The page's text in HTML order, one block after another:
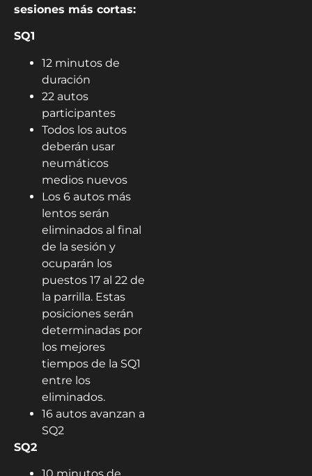
sesiones más cortas:
SQ1
12 minutos de
duración
22 autos
participantes
Todos los autos
deberán usar
neumáticos
medios nuevos
Los 6 autos más
lentos serán
eliminados al final
de la sesión y
ocuparán los
puestos 17 al 22 de
la parrilla. Estas
posiciones serán
determinadas por
los mejores
tiempos de la SQ1
entre los
eliminados.
16 autos avanzan a
SQ2
SQ2